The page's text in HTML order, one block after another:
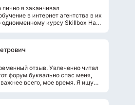
я заканчивал
в интернет агентства в их
одноименному курсу Skillbox На
отзыв. Увлеченно читал
форум буквально спас меня,
важнее всего, мое время. Я ищу